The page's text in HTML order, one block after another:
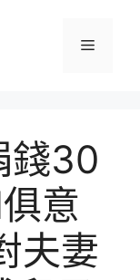
選
錢30
意
夫妻